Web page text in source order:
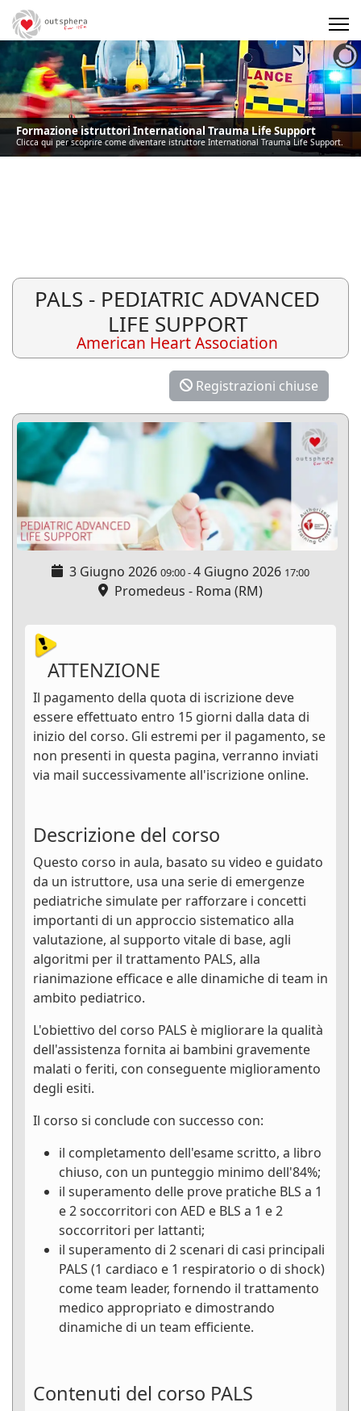
Formazione istruttori International Trauma Life Support
Clicca qui per scoprire come diventare istruttore International Trauma Life Support.
PALS - PEDIATRIC ADVANCED
LIFE SUPPORT
American Heart Association
Registrazioni chiuse
3 Giugno 2026 09:00-4 Giugno 2026 17:00
Promedeus - Roma (RM)
ATTENZIONE
Il pagamento della quota di iscrizione deve
essere effettuato entro 15 giorni dalla data di
inizio del corso. Gli estremi per il pagamento, se
non presenti in questa pagina, verranno inviati
via mail successivamente all'iscrizione online.
Descrizione del corso
Questo corso in aula, basato su video e guidato
da un istruttore, usa una serie di emergenze
pediatriche simulate per rafforzare i concetti
importanti di un approccio sistematico alla
valutazione, al supporto vitale di base, agli
algoritmi per il trattamento PALS, alla
rianimazione efficace e alle dinamiche di team in
ambito pediatrico.
L'obiettivo del corso PALS è migliorare la qualità
dell'assistenza fornita ai bambini gravemente
malati o feriti, con conseguente miglioramento
degli esiti.
Il corso si conclude con successo con:
il completamento dell'esame scritto, a libro
chiuso, con un punteggio minimo dell'84%;
il superamento delle prove pratiche BLS a 1
e 2 soccorritori con AED e BLS a 1 e 2
soccorritori per lattanti;
il superamento di 2 scenari di casi principali
PALS (1 cardiaco e 1 respiratorio o di shock)
come team leader, fornendo il trattamento
medico appropriato e dimostrando
dinamiche di un team efficiente.
Contenuti del corso PALS